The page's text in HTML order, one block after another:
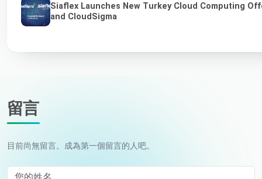
Siaflex Launches New Turkey Cloud Computing
and CloudSigma
留言
目前尚無留言。成為第一個留言的人吧。
您的姓名